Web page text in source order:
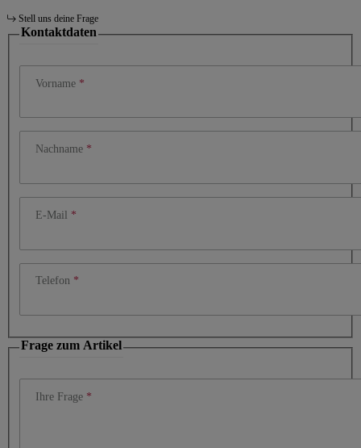
Stell uns deine Frage
Kontaktdaten
Vorname
Nachname
E-Mail
Telefon
Frage zum Artikel
Ihre Frage